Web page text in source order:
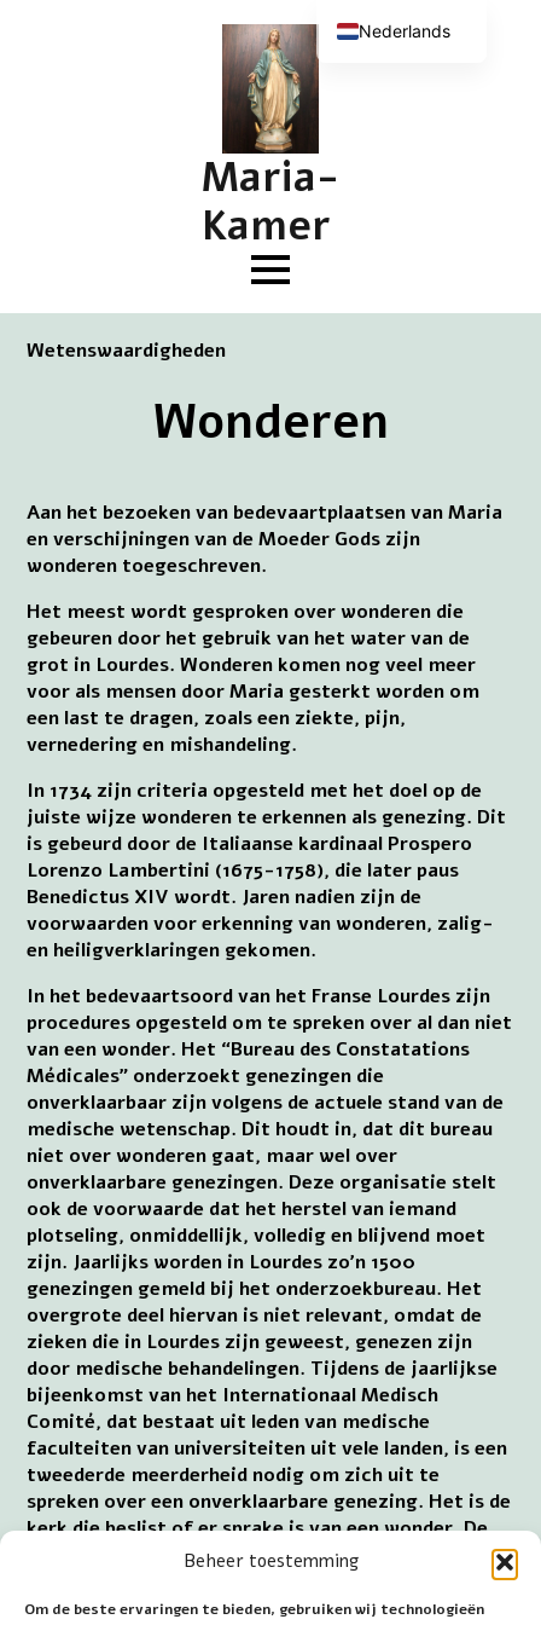
Beheer toestemming
Om de beste ervaringen te bieden, gebruiken wij technologieën
Maria-
Kamer
Wetenswaardigheden
Wonderen
Aan het bezoeken van bedevaartplaatsen van Maria
en verschijningen van de Moeder Gods zijn
wonderen toegeschreven.
Het meest wordt gesproken over wonderen die
gebeuren door het gebruik van het water van de
grot in Lourdes. Wonderen komen nog veel meer
voor als mensen door Maria gesterkt worden om
een last te dragen, zoals een ziekte, pijn,
vernedering en mishandeling.
In 1734 zijn criteria opgesteld met het doel op de
juiste wijze wonderen te erkennen als genezing. Dit
is gebeurd door de Italiaanse kardinaal Prospero
Lorenzo Lambertini (1675-1758), die later paus
Benedictus XIV wordt. Jaren nadien zijn de
voorwaarden voor erkenning van wonderen, zalig-
en heiligverklaringen gekomen.
In het bedevaartsoord van het Franse Lourdes zijn
procedures opgesteld om te spreken over al dan niet
van een wonder. Het “Bureau des Constatations
Médicales” onderzoekt genezingen die
onverklaarbaar zijn volgens de actuele stand van de
medische wetenschap. Dit houdt in, dat dit bureau
niet over wonderen gaat, maar wel over
onverklaarbare genezingen. Deze organisatie stelt
ook de voorwaarde dat het herstel van iemand
plotseling, onmiddellijk, volledig en blijvend moet
zijn. Jaarlijks worden in Lourdes zo’n 1500
genezingen gemeld bij het onderzoekbureau. Het
overgrote deel hiervan is niet relevant, omdat de
zieken die in Lourdes zijn geweest, genezen zijn
door medische behandelingen. Tijdens de jaarlijkse
bijeenkomst van het Internationaal Medisch
Comité, dat bestaat uit leden van medische
faculteiten van universiteiten uit vele landen, is een
tweederde meerderheid nodig om zich uit te
spreken over een onverklaarbare genezing. Het is de
kerk die beslist of er sprake is van een wonder. De
bisschop van Lourdes-Tarbes stuurt het
bisdom waar de genezen persoon woonachtig is.
Nederlands